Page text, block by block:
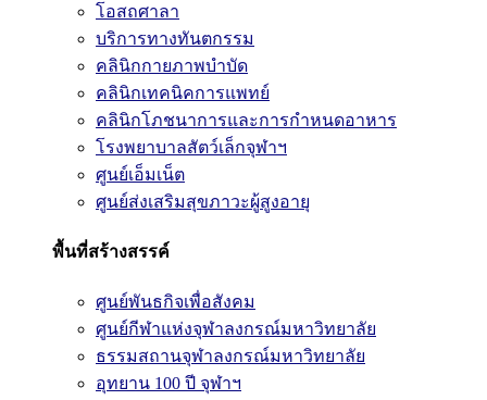
โอสถศาลา
บริการทางทันตกรรม
คลินิกกายภาพบำบัด
คลินิกเทคนิคการแพทย์
คลินิกโภชนาการและการกำหนดอาหาร
โรงพยาบาลสัตว์เล็กจุฬาฯ
ศูนย์เอ็มเน็ต
ศูนย์ส่งเสริมสุขภาวะผู้สูงอายุ
พื้นที่สร้างสรรค์
ศูนย์พันธกิจเพื่อสังคม
ศูนย์กีฬาแห่งจุฬาลงกรณ์มหาวิทยาลัย
ธรรมสถานจุฬาลงกรณ์มหาวิทยาลัย
อุทยาน 100 ปี จุฬาฯ